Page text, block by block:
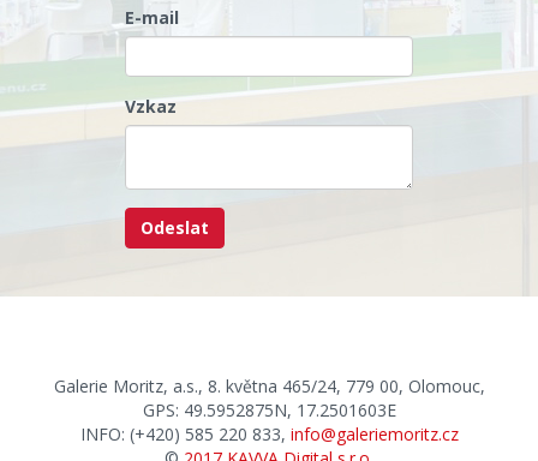
E-mail
Vzkaz
Galerie Moritz, a.s., 8. května 465/24, 779 00, Olomouc,
GPS: 49.5952875N, 17.2501603E
INFO: (+420) 585 220 833, info@galeriemoritz.cz